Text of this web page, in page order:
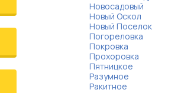
Новосадовый
Новый Оскол
Новый Поселок
Погореловка
Покровка
Прохоровка
Пятницкое
Разумное
Ракитное